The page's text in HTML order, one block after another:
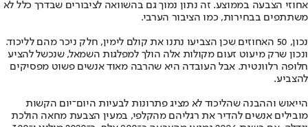
אחוזי הצבעה בממוצע. זה נתון נמוך גם בהשוואה לציבורים שבדרך כלל לא
משתתפים בבחירות, כמו הציבור הערבי.
נכון, 50 האחוזים שכן הצביעו נתנו את קולם לימין, חלק ניכר מהם לליכוד.
ונכון שרק מיעוט זעום מקולות אלה הולך למפלגות השמאל, שנכשל להציע
חלופה רלוונטית. אבל העובדה היא שהרבה מאוד אנשים פשוט מפסיקים
להצביע.
הייאוש וההבנה שהליכוד לא מציג פתרונות לבעיות היום־יום הקשות
מובילים אנשים להדיר את רגליהם מהקלפי, במעין הצבעת מחאה הולכת